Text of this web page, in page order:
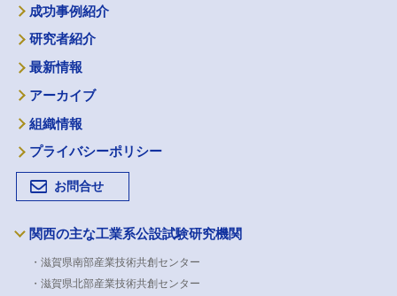
成功事例紹介
研究者紹介
最新情報
アーカイブ
組織情報
プライバシーポリシー
お問合せ
関西の主な工業系公設試験研究機関
・滋賀県南部産業技術共創センター
・滋賀県北部産業技術共創センター